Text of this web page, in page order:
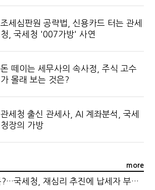
조세심판원 공략법, 신용카드 터는 관세
청, 국세청 '007가방' 사연
돈 떼이는 세무사의 속사정, 주식 고수
가 몰래 보는 것은?
관세청 출신 관세사, AI 계좌분석, 국세
청장의 가방
more
심판원 결정 번복?…국세청, 재심리 추진에 납세자 부담 우려